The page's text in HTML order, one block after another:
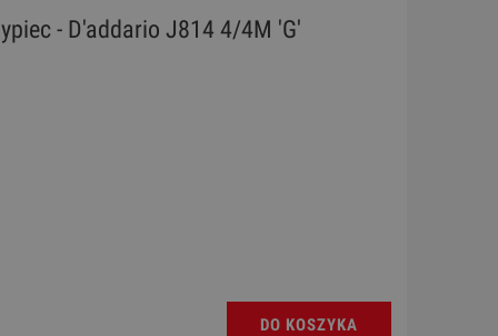
- D'addario J814 4/4M 'G'
DO KOSZYKA